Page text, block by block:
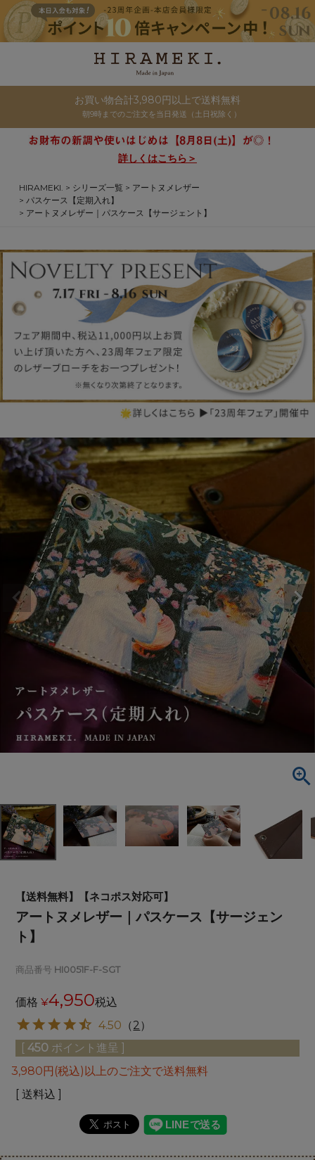
お買い物合計3,980円以上で送料無料
朝9時までのご注文を当日発送（土日祝除く）
詳しくはこちら＞
HIRAMEKI. シリーズ一覧
アートヌメレザー
パスケース【定期入れ】
アートヌメレザー｜パスケース【サージェント】
【送料無料】【ネコポス対応可】
アートヌメレザー｜パスケース【サージェン
ト】
商品番号 HI0051F-F-SGT
価格 ¥4,950税込
4.50 （2）
[ 450 ポイント進呈 ]
3,980円(税込)以上のご注文で送料無料
送料込